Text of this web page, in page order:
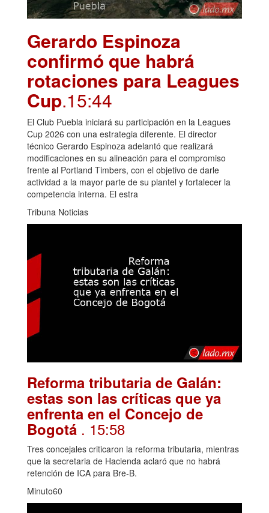
Gerardo Espinoza
confirmó que habrá
rotaciones para Leagues
Cup.15:44
El Club Puebla iniciará su participación en la Leagues
Cup 2026 con una estrategia diferente. El director
técnico Gerardo Espinoza adelantó que realizará
modificaciones en su alineación para el compromiso
frente al Portland Timbers, con el objetivo de darle
actividad a la mayor parte de su plantel y fortalecer la
competencia interna. El estra
Tribuna Noticias
Reforma tributaria de Galán:
estas son las críticas que ya
enfrenta en el Concejo de
Bogotá . 15:58
Tres concejales criticaron la reforma tributaria, mientras
que la secretaria de Hacienda aclaró que no habrá
retención de ICA para Bre-B.
Minuto60